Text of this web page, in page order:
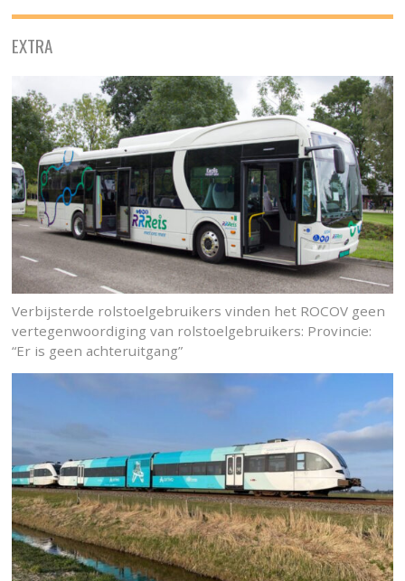
EXTRA
Verbijsterde rolstoelgebruikers vinden het ROCOV geen
vertegenwoordiging van rolstoelgebruikers: Provincie:
“Er is geen achteruitgang”